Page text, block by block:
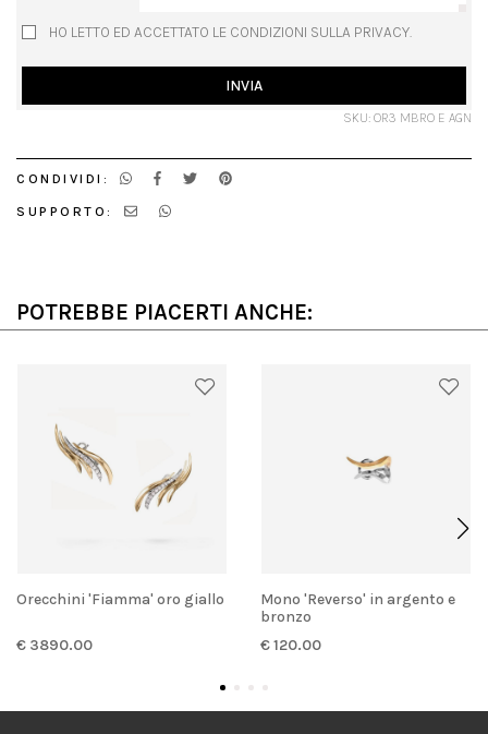
HO LETTO ED ACCETTATO LE CONDIZIONI SULLA PRIVACY.
INVIA
SKU: OR3 MBRO E AGN
CONDIVIDI:
SUPPORTO:
POTREBBE PIACERTI ANCHE:
Orecchini 'Fiamma' oro giallo
€ 3890.00
Mono 'Reverso' in argento e
bronzo
€ 120.00